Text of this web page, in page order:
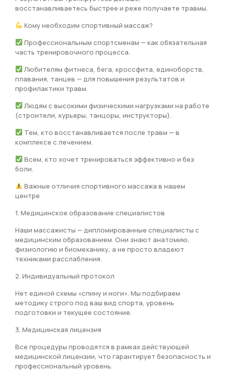
восстанавливаетесь быстрее и реже получаете травмы.
Кому необходим спортивный массаж?
Профессиональным спортсменам — как обязательная
часть тренировочного процесса.
Любителям фитнеса, бега, кроссфита, единоборств,
плавания, танцев — для повышения результатов и
профилактики травм.
Людям с высокими физическими нагрузками на работе
(строители, курьеры, танцоры, инструкторы).
Тем, кто восстанавливается после травм — в
комплексе с лечением.
Всем, кто хочет тренироваться эффективно и без
боли.
Важные отличия спортивного массажа в нашем
центре
1. Медицинское образование специалистов
Наши массажисты — дипломированные специалисты с
медицинским образованием. Они знают анатомию,
физиологию и биомеханику, а не просто владеют
техниками расслабления.
2. Индивидуальный протокол
Нет единой схемы «спину и ноги». Мы подбираем
методику строго под ваш вид спорта, уровень
подготовки и текущее состояние.
3. Медицинская лицензия
Все процедуры проводятся в рамках действующей
медицинской лицензии, что гарантирует безопасность и
профессиональный уровень.